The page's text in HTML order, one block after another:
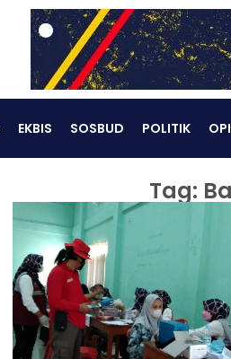
EKBIS SOSBUD POLITIK
Tag: